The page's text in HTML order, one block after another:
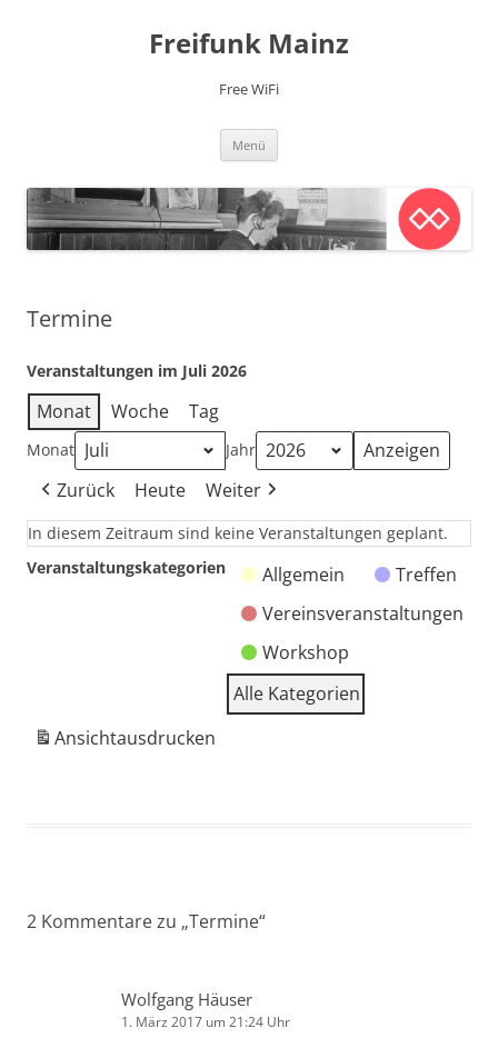
Freifunk Mainz
Free WiFi
Menü
Termine
Veranstaltungen im Juli 2026
Monat Woche Tag
Monat Jahr
Zurück Heute Weiter
In diesem Zeitraum sind keine Veranstaltungen geplant.
Veranstaltungskategorien
Allgemein
Treffen
Vereinsveranstaltungen
Workshop
Alle Kategorien
Ansichtausdrucken
2 Kommentare zu „Termine“
Wolfgang Häuser
1. März 2017 um 21:24 Uhr